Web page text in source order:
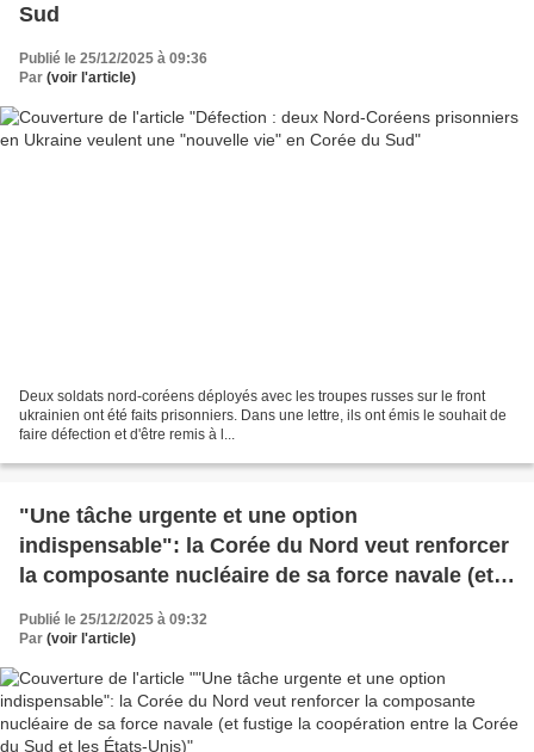
Sud
Publié le 25/12/2025 à 09:36
Par (voir l'article)
Deux soldats nord-coréens déployés avec les troupes russes sur le front
ukrainien ont été faits prisonniers. Dans une lettre, ils ont émis le souhait de
faire défection et d'être remis à l...
"Une tâche urgente et une option
indispensable": la Corée du Nord veut renforcer
la composante nucléaire de sa force navale (et
fustige la coopération entre la Corée du Sud et
les États-Unis)
Publié le 25/12/2025 à 09:32
Par (voir l'article)